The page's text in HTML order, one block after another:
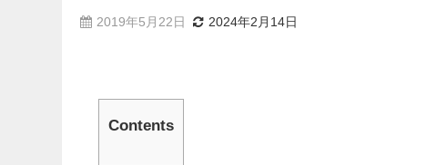
2019年5月22日 2024年2月14日
Contents